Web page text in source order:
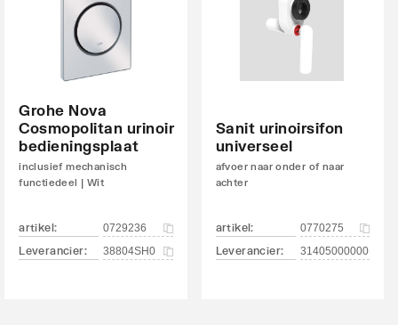
Grohe Nova
Cosmopolitan urinoir
bedieningsplaat
inclusief mechanisch
functiedeel | Wit
artikel: 0729236
Leverancier: 38804SH0
Sanit urinoirsifon
universeel
afvoer naar onder of naar
achter
artikel: 0770275
Leverancier: 31405000000